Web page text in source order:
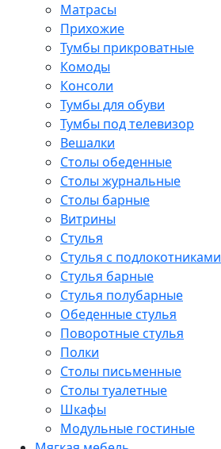
Матрасы
Прихожие
Тумбы прикроватные
Комоды
Консоли
Тумбы для обуви
Тумбы под телевизор
Вешалки
Столы обеденные
Столы журнальные
Столы барные
Витрины
Стулья
Стулья с подлокотниками
Стулья барные
Стулья полубарные
Обеденные стулья
Поворотные стулья
Полки
Столы письменные
Столы туалетные
Шкафы
Модульные гостиные